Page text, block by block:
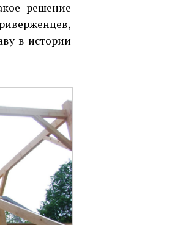
решение
в истории